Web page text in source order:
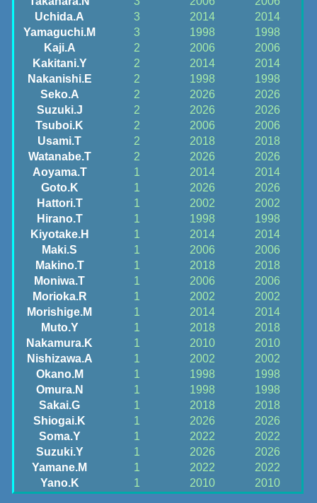
Uchida.A
3 2014
2014
Yamaguchi.M
3 1998
1998
Kaji.A
2 2006
2006
Kakitani.Y
2 2014
2014
Nakanishi.E
2 1998
1998
Seko.A
2 2026
2026
Suzuki.J
2 2026
2026
Tsuboi.K
2 2006
2006
Usami.T
2 2018
2018
Watanabe.T
2 2026
2026
Aoyama.T
1 2014
2014
Goto.K
1 2026
2026
Hattori.T
1 2002
2002
Hirano.T
1 1998
1998
Kiyotake.H
1 2014
2014
Maki.S
1 2006
2006
Makino.T
1 2018
2018
Moniwa.T
1 2006
2006
Morioka.R
1 2002
2002
Morishige.M
1 2014
2014
Muto.Y
1 2018
2018
Nakamura.K
1 2010
2010
Nishizawa.A
1 2002
2002
Okano.M
1 1998
1998
Omura.N
1 1998
1998
Sakai.G
1 2018
2018
Shiogai.K
1 2026
2026
Soma.Y
1 2022
2022
Suzuki.Y
1 2026
2026
Yamane.M
1 2022
2022
Yano.K
1 2010 2010